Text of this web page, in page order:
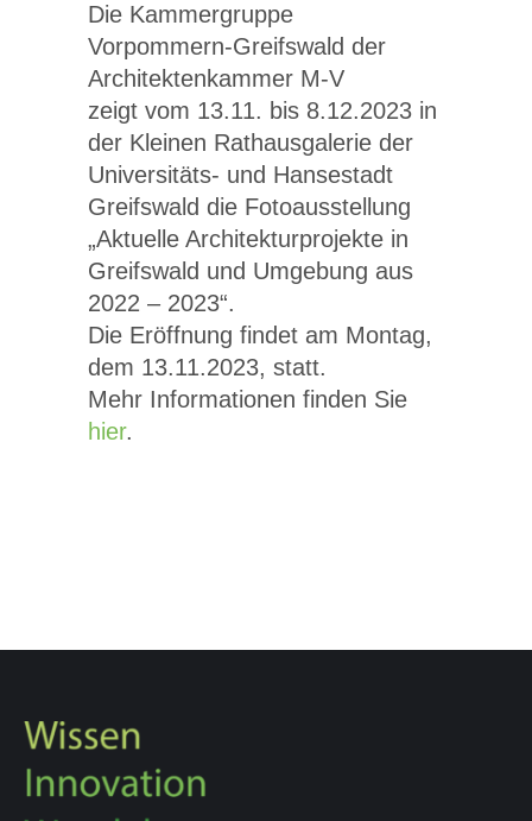
Die Kammergruppe
Vorpommern-Greifswald der
Architektenkammer M-V
zeigt vom 13.11. bis 8.12.2023 in
der Kleinen Rathausgalerie der
Universitäts- und Hansestadt
Greifswald die Fotoausstellung
„Aktuelle Architekturprojekte in
Greifswald und Umgebung aus
2022 – 2023“.
Die Eröffnung findet am Montag,
dem 13.11.2023, statt.
Mehr Informationen finden Sie
hier.